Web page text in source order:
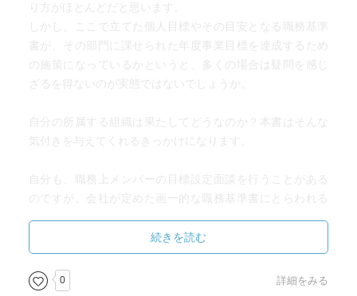
り方がほとんどだと思います。
しかし、ここで立てた個人目標やその目安となる職務基準
書が、その部門に課せられた年度事業目標を達成するため
の施策になっているかというと、多くの場合は疑問を感じ
ざるを得ないのが実態ではないでしょうか。
自分の所属する組織は果たしてどうなのか？本書はそんな
気付きを与えてくれるきっかけになります。
自分も、職務上メンバーの目標設定面談を行うことがある
のですが、会社が定めた画一的な職務基準書にとらわれる
ン・役割分担」の認識合わせの場として活用していきたい
と感じました。
続きを読む
0 詳細をみる